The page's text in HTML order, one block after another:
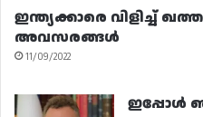
ഇന്ത്യക്കാരെ വിളിച്ച്
അവസരങ്ങൾ
11/09/2022
ഇപ്പോൾ